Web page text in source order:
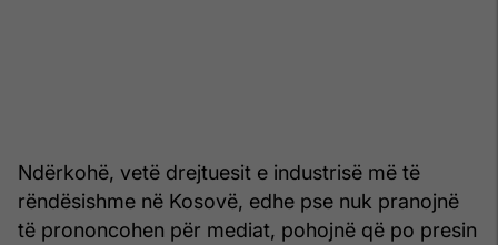
Ndërkohë, vetë drejtuesit e industrisë më të
rëndësishme në Kosovë, edhe pse nuk pranojnë
të prononcohen për mediat, pohojnë që po presin